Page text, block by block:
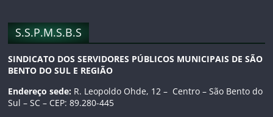
o
k
r
a C
S.S.P.M.S.B.S
SINDICATO DOS SERVIDORES PÚBLICOS MUNICIPAIS DE SÃO
BENTO DO SUL E REGIÃO
Endereço sede: R. Leopoldo Ohde, 12 – Centro – São Bento do
Sul – SC – CEP: 89.280-445